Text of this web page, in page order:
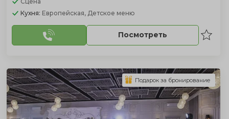
Кухня: Европейская, Детское меню
Посмотреть
Подарок за бронирование